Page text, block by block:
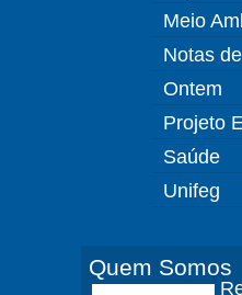
Meio
Notas
Ontem
Projeto
Saúde
Unifeg
Quem Somos